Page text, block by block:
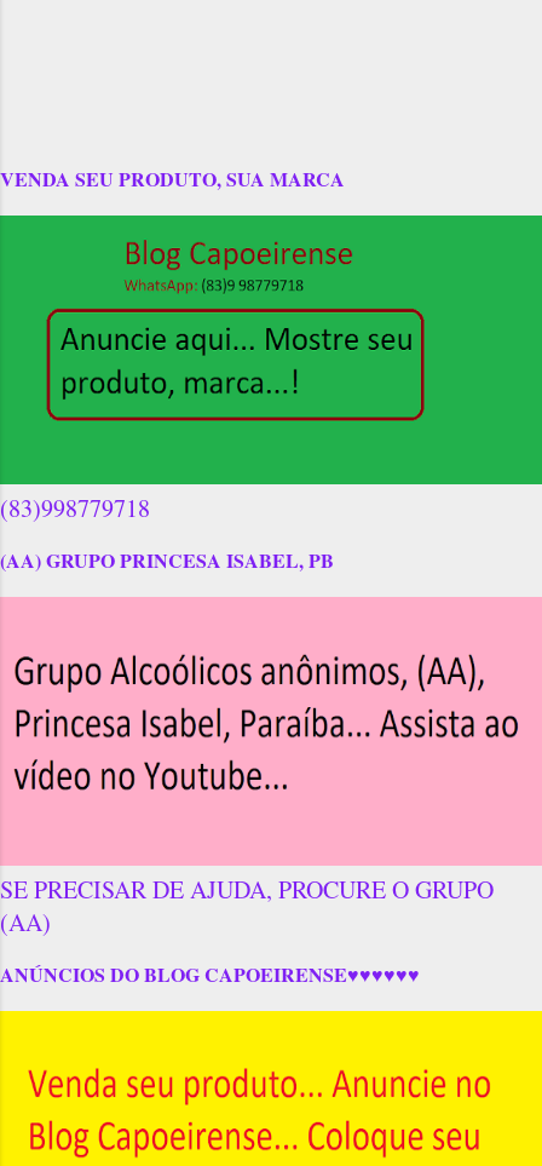
VENDA SEU PRODUTO, SUA MARCA
(83)998779718
(AA) GRUPO PRINCESA ISABEL, PB
SE PRECISAR DE AJUDA, PROCURE O GRUPO
(AA)
ANÚNCIOS DO BLOG CAPOEIRENSE♥♥♥♥♥♥